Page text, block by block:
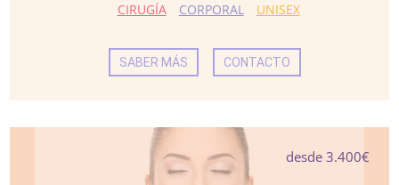
CIRUGÍA CORPORAL UNISEX
SABER MÁS CONTACTO
desde 3.400€